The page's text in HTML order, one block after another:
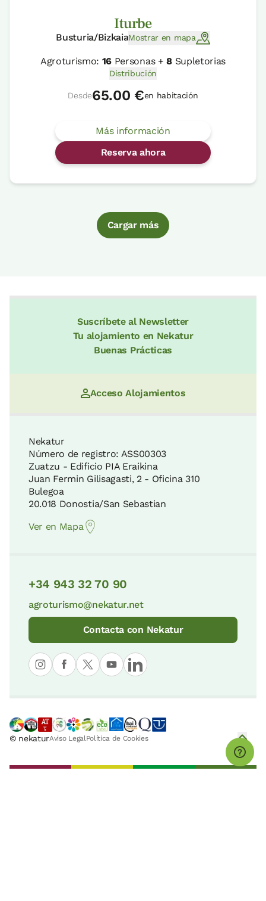
Iturbe
Busturia/BizkaiaMostrar en mapa
Agroturismo: 16 Personas +8Supletorias
Distribución
Desde65.00 €en habitación
Más información
Reserva ahora
Cargar más
Suscríbete al Newsletter
Tu alojamiento en Nekatur
Buenas Prácticas
Acceso Alojamientos
Nekatur
Número de registro: ASS00303
Zuatzu - Edificio PIA Eraikina
Juan Fermin Gilisagasti, 2 - Oficina 310
Bulegoa
20.018 Donostia/San Sebastian
Ver en Mapa
+34 943 32 70 90
agroturismo@nekatur.net
Contacta con Nekatur
© nekaturAviso LegalPolítica de Cookies